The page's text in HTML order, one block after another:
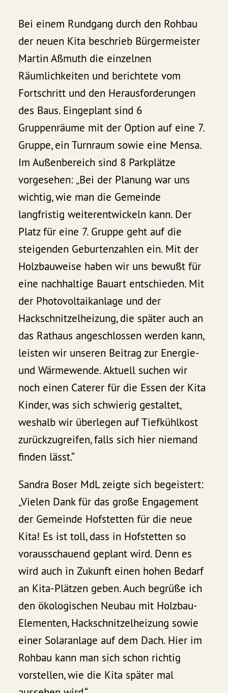
Bei einem Rundgang durch den Rohbau
der neuen Kita beschrieb Bürgermeister
Martin Aßmuth die einzelnen
Räumlichkeiten und berichtete vom
Fortschritt und den Herausforderungen
des Baus. Eingeplant sind 6
Gruppenräume mit der Option auf eine 7.
Gruppe, ein Turnraum sowie eine Mensa.
Im Außenbereich sind 8 Parkplätze
vorgesehen: „Bei der Planung war uns
wichtig, wie man die Gemeinde
langfristig weiterentwickeln kann. Der
Platz für eine 7. Gruppe geht auf die
steigenden Geburtenzahlen ein. Mit der
Holzbauweise haben wir uns bewußt für
eine nachhaltige Bauart entschieden. Mit
der Photovoltaikanlage und der
Hackschnitzelheizung, die später auch an
das Rathaus angeschlossen werden kann,
leisten wir unseren Beitrag zur Energie-
und Wärmewende. Aktuell suchen wir
noch einen Caterer für die Essen der Kita
Kinder, was sich schwierig gestaltet,
weshalb wir überlegen auf Tiefkühlkost
zurückzugreifen, falls sich hier niemand
finden lässt.“
Sandra Boser MdL zeigte sich begeistert:
„Vielen Dank für das große Engagement
der Gemeinde Hofstetten für die neue
Kita! Es ist toll, dass in Hofstetten so
vorausschauend geplant wird. Denn es
wird auch in Zukunft einen hohen Bedarf
an Kita-Plätzen geben. Auch begrüße ich
den ökologischen Neubau mit Holzbau-
Elementen, Hackschnitzelheizung sowie
einer Solaranlage auf dem Dach. Hier im
Rohbau kann man sich schon richtig
vorstellen, wie die Kita später mal